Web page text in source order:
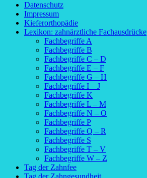
Datenschutz
Impressum
Kieferorthopädie
Lexikon: zahnärztliche Fachausdrücke
Fachbegriffe A
Fachbegriffe B
Fachbegriffe C – D
Fachbegriffe E – F
Fachbegriffe G – H
Fachbegriffe I – J
Fachbegriffe K
Fachbegriffe L – M
Fachbegriffe N – O
Fachbegriffe P
Fachbegriffe Q – R
Fachbegriffe S
Fachbegriffe T – V
Fachbegriffe W – Z
Tag der Zahnfee